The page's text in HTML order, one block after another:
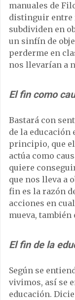
manuales de
distinguir entre
subdividen en
un sinfín de
perderme en
nos llevarían a
El fin como
Bastará con
de la educación
principio, que
actúa como
quiere
que nos lleva a
fin es la razón
acciones en
mueva, también
El fin de la
Según se
vivimos, así se
educación.